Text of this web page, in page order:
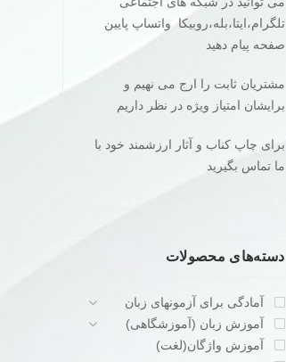
تلگرام،ایتا،بله،روبیکا واتساپ پایین
صفحه پیام دهید
مشتریان ثابت را ارج می نهیم و
برایشان امتیاز ویژه در نظر داریم
برای چاپ کناب و آثار ارزشمند خود با
ما تماس بگیرید
دسته‌های محصولات
آمادگی برای آزمونهای زبان
آموزش زبان (آموزشگاهی)
آموزش واژگان(لغت)